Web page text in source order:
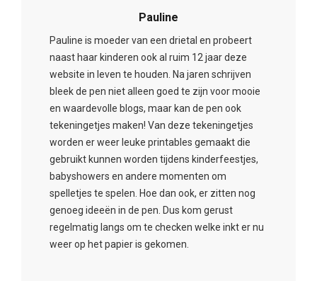
Pauline
Pauline is moeder van een drietal en probeert
naast haar kinderen ook al ruim 12 jaar deze
website in leven te houden. Na jaren schrijven
bleek de pen niet alleen goed te zijn voor mooie
en waardevolle blogs, maar kan de pen ook
tekeningetjes maken! Van deze tekeningetjes
worden er weer leuke printables gemaakt die
gebruikt kunnen worden tijdens kinderfeestjes,
babyshowers en andere momenten om
spelletjes te spelen. Hoe dan ook, er zitten nog
genoeg ideeën in de pen. Dus kom gerust
regelmatig langs om te checken welke inkt er nu
weer op het papier is gekomen.